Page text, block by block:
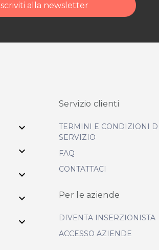
Iscriviti alla newsletter
expand_more
expand_more
expand_more
expand_more
expand_more
Servizio clienti
TERMINI E CONDIZIONI
SERVIZIO
FAQ
CONTATTACI
Per le aziende
DIVENTA INSERZIONISTA
ACCESSO AZIENDE